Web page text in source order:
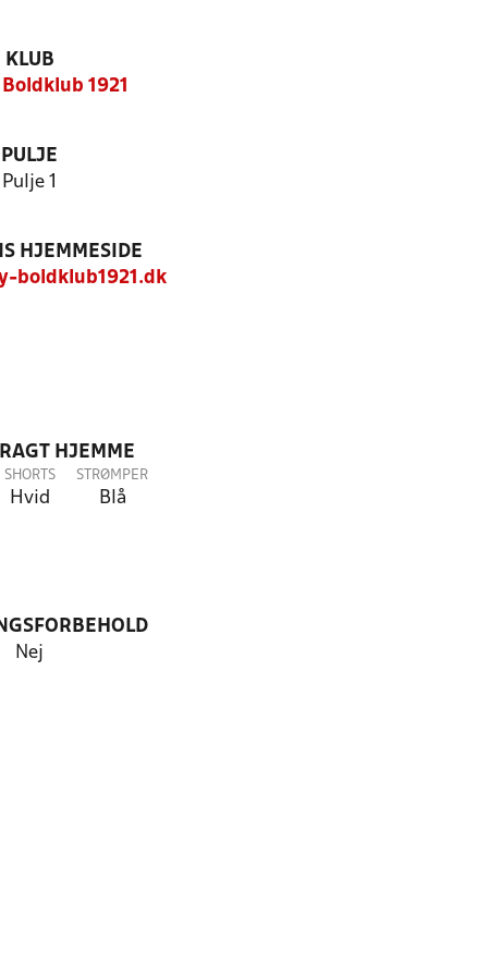
KLUB
1921
PULJE
Pulje 1
HJEMMESIDE
boldklub1921.dk
HJEMME
SHORTS
Hvid
STRØMPER
Blå
Nej